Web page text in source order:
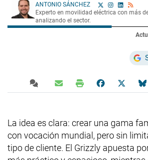
ANTONIO SÁNCHEZ
Experto en movilidad eléctrica con más
analizando el sector.
La idea es clara: crear una gama
con vocación mundial, pero sin
tipo de cliente. El Grizzly apuesta